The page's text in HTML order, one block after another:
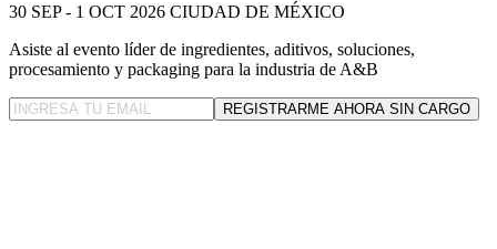
30 SEP - 1 OCT 2026 CIUDAD DE MÉXICO
Asiste al evento líderde ingredientes, aditivos, soluciones,
procesamiento y packaging para la industria de A&B
REGISTRARME AHORA SIN CARGO